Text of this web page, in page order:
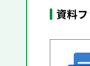
資料